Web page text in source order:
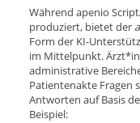
Während apenio
produziert, bietet der
Form der KI-
im Mittelpunkt.
administrative
Patientenakte Fragen
Antworten auf Basis
Beispiel: